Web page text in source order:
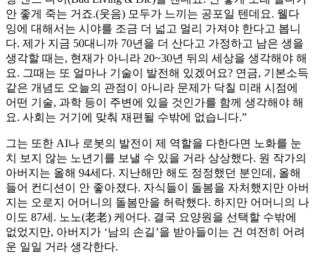
안 좋게 죽는 거죠.(웃음) 모두가 느끼는 공포일 텐데요. 웰다
잉에 대해서는 시야를 조금 더 넓고 멀리 가져야 한다고 봅니
다. 제가 지금 50대니까 70년을 더 산다고 가정하고 남은 생을
생각할 때는, 현재가 아니라 20~30년 뒤의 세상을 생각해야 해
요. 그때는 또 얼마나 기술이 발전해 있겠어요? 연금, 기본소득
같은 개념도 오늘의 관점이 아니라 문제가 닥칠 미래 시점에
어떤 기술, 과학 등이 주변에 있을 것인가를 함께 생각해야 해
요. 사회는 거기에 맞춰 재편될 수밖에 없습니다.”
그는 또한 AI나 로봇의 발전이 제 역할을 다한다면 노화를 눈
치 보지 않는 노년기를 보낼 수 있을 거라 상상했다. 원 작가의
아버지는 올해 94세다. 지난해만 해도 정정했던 분인데, 올해
들어 컨디션이 안 좋아졌다. 자식들이 돌봄을 자처했지만 아버
지는 오로지 어머니의 돌봄만을 허락했다. 하지만 어머니의 나
이도 87세. 노노(老老) 케어다. 결국 요양원을 선택할 수밖에
없었지만, 아버지가 ‘남의 손길’을 받아들이는 건 여전히 어려
운 일일 거라 생각한다.